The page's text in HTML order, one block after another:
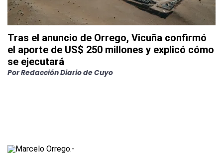
Tras el anuncio de Orrego, Vicuña confirmó
el aporte de US$ 250 millones y explicó cómo
se ejecutará
PorRedacción Diario de Cuyo